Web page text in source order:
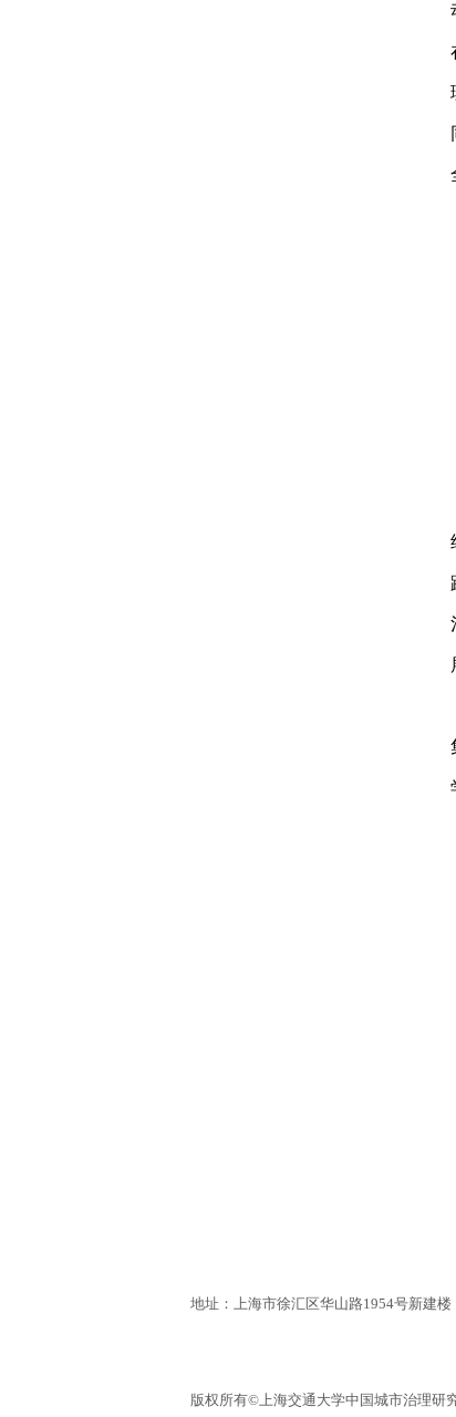
地址：上海市徐汇区华山路1954号新建
版权所有©上海交通大学中国城市治理研